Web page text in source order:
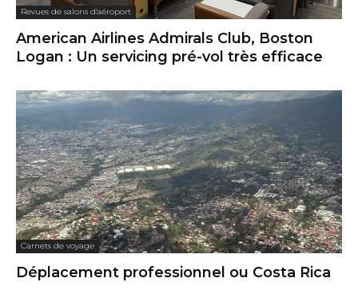
Revues de salons d'aéroport
American Airlines Admirals Club, Boston
Logan : Un servicing pré-vol très efficace
Carnets de voyage
Déplacement professionnel ou Costa Rica